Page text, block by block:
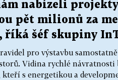
nabízeli
pět milionů za
říká šéf skupiny
pro výstavbu
Vidina rychlé
kteří s energetikou a